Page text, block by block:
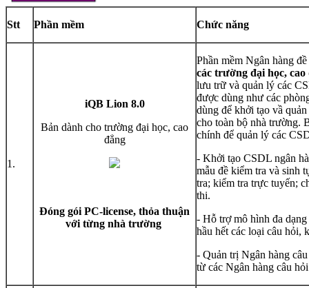
Stt Phần mềm Chức năng
1.
iQB Lion 8.0
Bản dành cho trường đại học, cao
đẳng
Đóng gói PC-license, thỏa thuận
với từng nhà trường
Phần mềm Ngân hàng
các trường đại học, cao
lưu trữ và quản lý các
được dùng như các
dùng để khởi tạo vầ
cho toàn bộ nhà trường.
chính để quản lý các
- Khởi tạo CSDL ngân
mẫu đề kiểm tra và sinh
tra; kiểm tra trực tuyến;
thi.
- Hỗ trợ mô hình đa
hầu hết các loại câu hỏi,
- Quản trị Ngân hàng
từ các Ngân hàng câu